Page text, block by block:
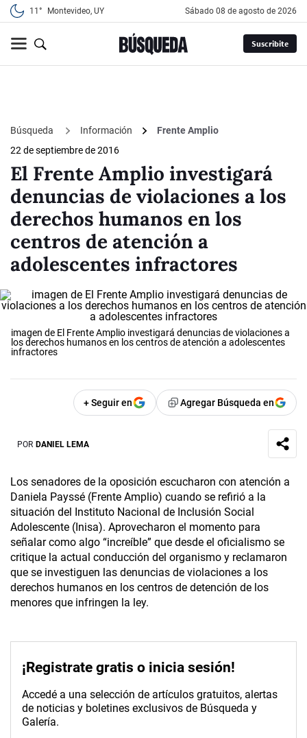
11° Montevideo, UY sábado 08 de agosto de 2026
Suscribite
Búsqueda Información
Frente Amplio
22 de septiembre de 2016
El Frente Amplio investigará
denuncias de violaciones a los
derechos humanos en los
centros de atención a
adolescentes infractores
imagen de El Frente Amplio investigará denuncias de violaciones a
los derechos humanos en los centros de atención a adolescentes
infractores
+ Seguir en Agregar Búsqueda en
POR DANIEL LEMA
Los senadores de la oposición escucharon con atención a
Daniela Payssé (Frente Amplio) cuando se refirió a la
situación del Instituto Nacional de Inclusión Social
Adolescente (Inisa). Aprovecharon el momento para
señalar como algo “increíble” que desde el oficialismo se
critique la actual conducción del organismo y reclamaron
que se investiguen las denuncias de violaciones a los
derechos humanos en los centros de detención de los
menores que infringen la ley.
¡Registrate gratis o inicia sesión!
Accedé a una selección de artículos gratuitos, alertas
de noticias y boletines exclusivos de Búsqueda y
Galería.